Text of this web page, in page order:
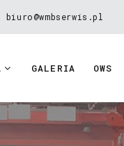
biuro@wmbserwis.pl
GALERIA OWS